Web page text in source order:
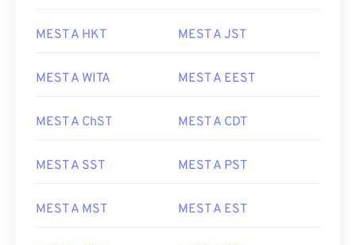
MEST A HKT MEST A JST
MEST A WITA MEST A EEST
MEST A ChST MEST A CDT
MEST A SST MEST A PST
MEST A MST MEST A EST